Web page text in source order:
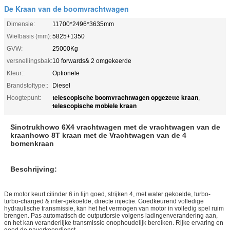
De Kraan van de boomvrachtwagen
Dimensie:
11700*2496*3635mm
Wielbasis (mm):5825+1350
GVW:
25000Kg
versnellingsbak:10 forwards& 2 omgekeerde
Kleur::
Optionele
Brandstoftype::
Diesel
Hoogtepunt:
telescopische boomvrachtwagen opgezette kraan,
telescopische mobiele kraan
Sinotrukhowo 6X4 vrachtwagen met de vrachtwagen van de
kraanhowo 8T kraan met de Vrachtwagen van de 4
bomenkraan
Beschrijving:
De motor keurt cilinder 6 in lijn goed, strijken 4, met water gekoelde, turbo-
turbo-charged & inter-gekoelde, directe injectie. Goedkeurend volledige
hydraulische transmissie, kan het het vermogen van motor in volledig spel ruim
brengen. Pas automatisch de outputtorsie volgens ladingenverandering aan,
en het kan veranderlijke transmissie onophoudelijk bereiken. Rijke ervaring en